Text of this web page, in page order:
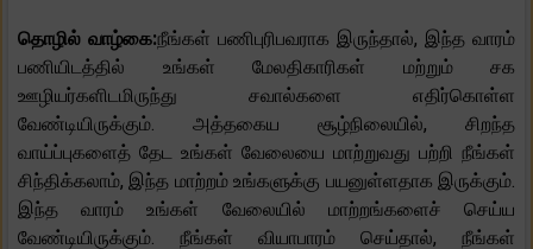
தொழில் வாழ்கை:நீங்கள் பணிபுரிபவராக இருந்தால், இந்த வாரம்
பணியிடத்தில் உங்கள் மேலதிகாரிகள் மற்றும் சக
ஊழியர்களிடமிருந்து சவால்களை எதிர்கொள்ள
வேண்டியிருக்கும். அத்தகைய சூழ்நிலையில், சிறந்த
வாய்ப்புகளைத் தேட உங்கள் வேலையை மாற்றுவது பற்றி நீங்கள்
சிந்திக்கலாம், இந்த மாற்றம் உங்களுக்கு பயனுள்ளதாக இருக்கும்.
இந்த வாரம் உங்கள் வேலையில் மாற்றங்களைச் செய்ய
வேண்டியிருக்கும். நீங்கள் வியாபாரம் செய்தால், நீங்கள்